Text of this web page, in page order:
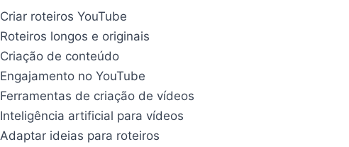
Criar roteiros YouTube
Roteiros longos e originais
Criação de conteúdo
Engajamento no YouTube
Ferramentas de criação de vídeos
Inteligência artificial para vídeos
Adaptar ideias para roteiros